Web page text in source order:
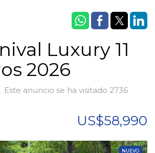
Luxury 11
2026
Este anuncio se ha visitado 2736
US$58,990
NUEVO